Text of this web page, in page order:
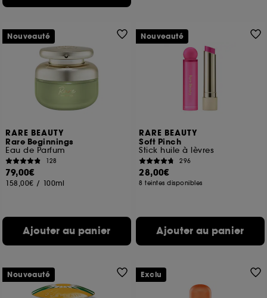
RARE BEAUTY
Rare Beginnings
Eau de Parfum
128
79,00€
158,00€ / 100ml
Ajouter au panier
Nouveauté
RARE BEAUTY
Soft Pinch
Stick huile à lèvres
296
28,00€
8 teintes disponibles
Ajouter au panier
Nouveauté
Nouveauté Exclu